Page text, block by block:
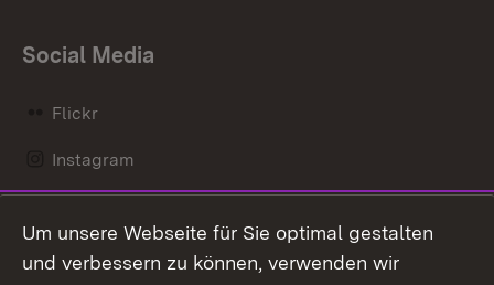
Social Media
Flickr
Instagram
Mastodon
Um unsere Webseite für Sie optimal gestalten
und verbessern zu können, verwenden wir